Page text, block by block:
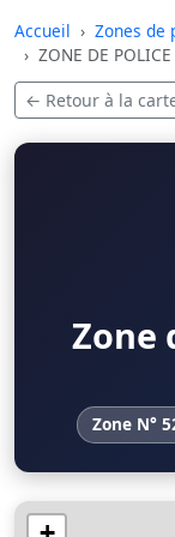
Skip to main
Accueil
Zones de
ZONE DE
← Retour à la
Zone
Zone N°